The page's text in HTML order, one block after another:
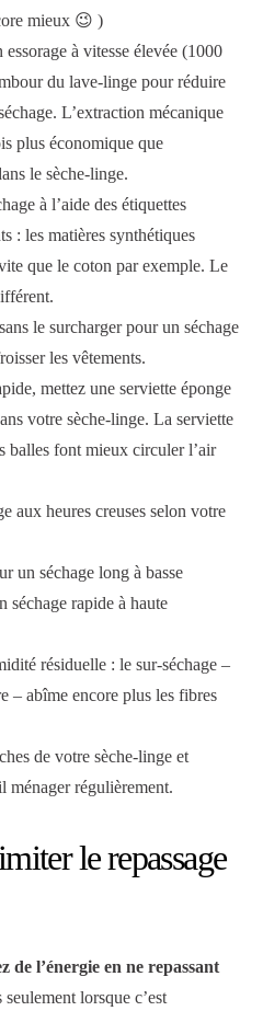
mieux 😉 )
à vitesse élevée (1000
du lave-linge pour réduire
L’extraction mécanique
plus économique que
le sèche-linge.
à l’aide des étiquettes
: les matières synthétiques
que le coton par exemple. Le
le surcharger pour un séchage
les vêtements.
mettez une serviette éponge
votre sèche-linge. La serviette
balles font mieux circuler l’air
aux heures creuses selon votre
un séchage long à basse
séchage rapide à haute
résiduelle : le sur-séchage –
– abîme encore plus les fibres
de votre sèche-linge et
ménager régulièrement.
le repassage
de l’énergie en ne repassant
lorsque c’est